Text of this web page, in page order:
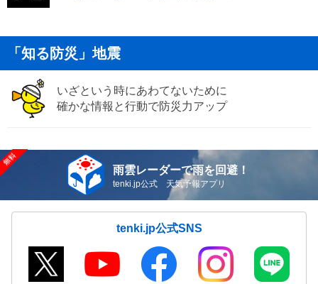
「知る防災」地震
いざという時にあわてないために
確かな情報と行動で防災力アップ
雨雲レーダーで雨を回避！
tenki.jp公式 天気予報アプリ
tenki.jp公式SNS